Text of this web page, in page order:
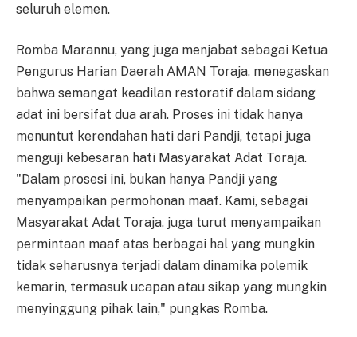
seluruh elemen.
Romba Marannu, yang juga menjabat sebagai Ketua
Pengurus Harian Daerah AMAN Toraja, menegaskan
bahwa semangat keadilan restoratif dalam sidang
adat ini bersifat dua arah. Proses ini tidak hanya
menuntut kerendahan hati dari Pandji, tetapi juga
menguji kebesaran hati Masyarakat Adat Toraja.
"Dalam prosesi ini, bukan hanya Pandji yang
menyampaikan permohonan maaf. Kami, sebagai
Masyarakat Adat Toraja, juga turut menyampaikan
permintaan maaf atas berbagai hal yang mungkin
tidak seharusnya terjadi dalam dinamika polemik
kemarin, termasuk ucapan atau sikap yang mungkin
menyinggung pihak lain," pungkas Romba.